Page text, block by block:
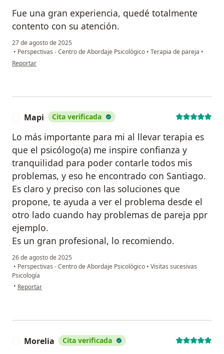
Fue una gran experiencia, quedé totalmente
contento con su atención.
27 de agosto de 2025
• Perspectivas - Centro de Abordaje Psicológico • Terapia de pareja •
en opinión del usuario L.T.
Reportar
Mapi Cita verificada
Lo más importante para mi al llevar terapia es
que el psicólogo(a) me inspire confianza y
tranquilidad para poder contarle todos mis
problemas, y eso he encontrado con Santiago.
Es claro y preciso con las soluciones que
propone, te ayuda a ver el problema desde el
otro lado cuando hay problemas de pareja ppr
ejemplo.
Es un gran profesional, lo recomiendo.
26 de agosto de 2025
• Perspectivas - Centro de Abordaje Psicológico • Visitas sucesivas
Psicología
• en opinión del usuario Mapi
Reportar
Morelia Cita verificada